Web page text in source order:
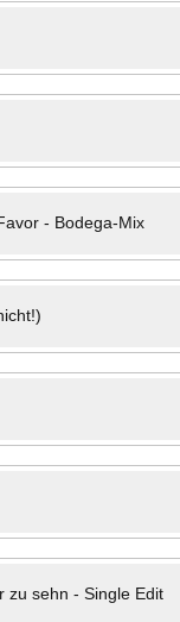
- Bodega-Mix
zu sehn - Single Edit